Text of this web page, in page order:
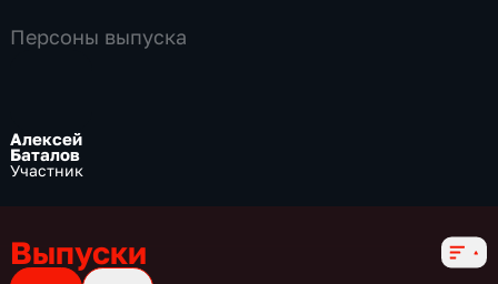
Персоны выпуска
Алексей
Баталов
Участник
Выпуски